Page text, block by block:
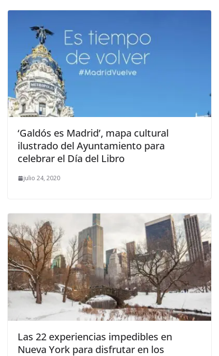
‘Galdós es Madrid’, mapa cultural
ilustrado del Ayuntamiento para
celebrar el Día del Libro
julio 24, 2020
Las 22 experiencias impedibles en
Nueva York para disfrutar en los